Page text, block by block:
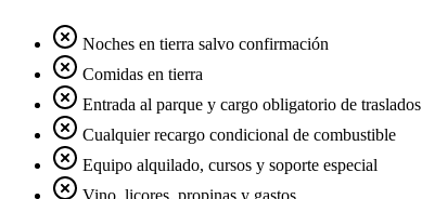
Noches en tierra salvo confirmación
Comidas en tierra
Entrada al parque y cargo obligatorio de traslados
Cualquier recargo condicional de combustible
Equipo alquilado, cursos y soporte especial
Vino, licores, propinas y gastos